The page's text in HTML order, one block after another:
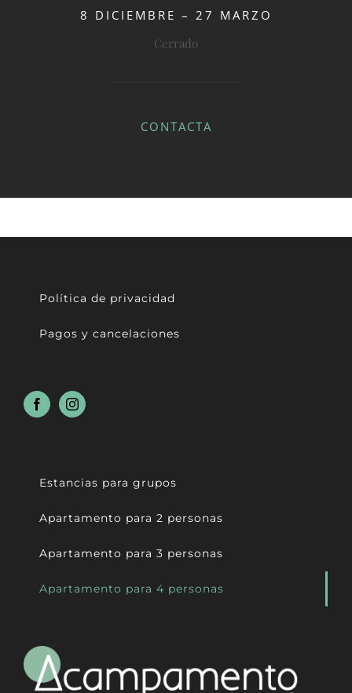
8 DICIEMBRE – 27 MARZO
Cerrado
CONTACTA
Política de privacidad
Pagos y cancelaciones
Estancias para grupos
Apartamento para 2 personas
Apartamento para 3 personas
Apartamento para 4 personas